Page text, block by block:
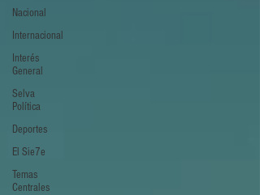
Nacional
Internacional
Interés
General
Selva
Política
Deportes
El Sie7e
Temas
Centrales